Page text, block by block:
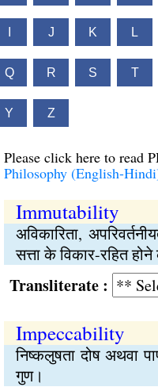
J K L
Q R S T
Y Z
Please click here to read
Philosophy (English-
Immutability
अविकारिता,
सत्ता के विकार-रहित
:
Impeccability
निष्कलुषता दोष अथवा
गुण।